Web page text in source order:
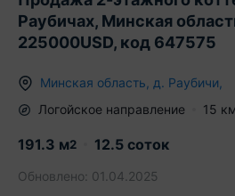
Раубичах, Минская
225000USD, код 647575
Минская область д. Раубичи
Логойское направление 15
191.3 м2 12.5 соток
Обновлено: 01.04.2025